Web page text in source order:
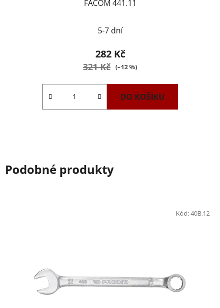
FACOM 441.11
5-7 dní
282 Kč
321 Kč (–12 %)
DO KOŠÍKU
Podobné produkty
Kód:40B.12